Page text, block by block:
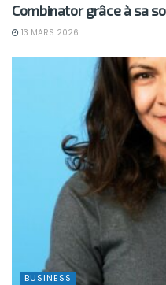
Combinator grâce à sa
13 MARS 2026
BUSINESS